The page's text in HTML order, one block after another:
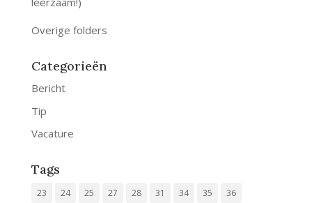
Overige folders
Categorieën
Bericht
Tip
Vacature
Tags
23 24 25 27 28 31 34 35
36